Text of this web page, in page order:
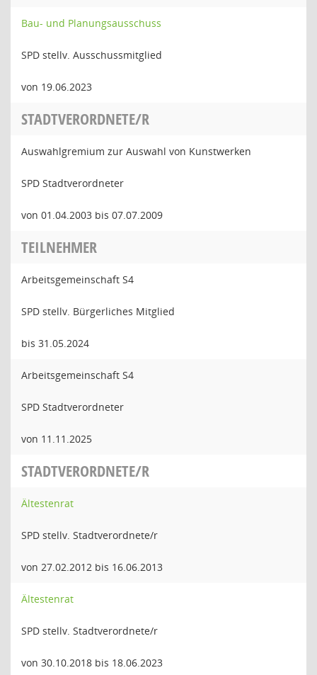
Bau- und Planungsausschuss
SPD stellv. Ausschussmitglied
von 19.06.2023
STADTVERORDNETE/R
Auswahlgremium zur Auswahl von Kunstwerken
SPD Stadtverordneter
von 01.04.2003 bis 07.07.2009
TEILNEHMER
Arbeitsgemeinschaft S4
SPD stellv. Bürgerliches Mitglied
bis 31.05.2024
Arbeitsgemeinschaft S4
SPD Stadtverordneter
von 11.11.2025
STADTVERORDNETE/R
Ältestenrat
SPD stellv. Stadtverordnete/r
von 27.02.2012 bis 16.06.2013
Ältestenrat
SPD stellv. Stadtverordnete/r
von 30.10.2018 bis 18.06.2023